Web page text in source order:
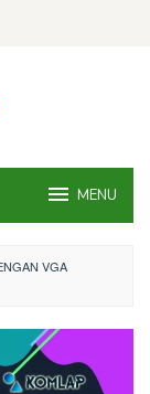
MENU
VGA